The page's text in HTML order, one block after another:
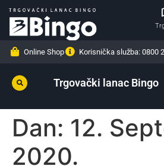
Online Shop Korisnička služba: 0800
Trgovački lanac Bingo
Dan: 12.
2020.